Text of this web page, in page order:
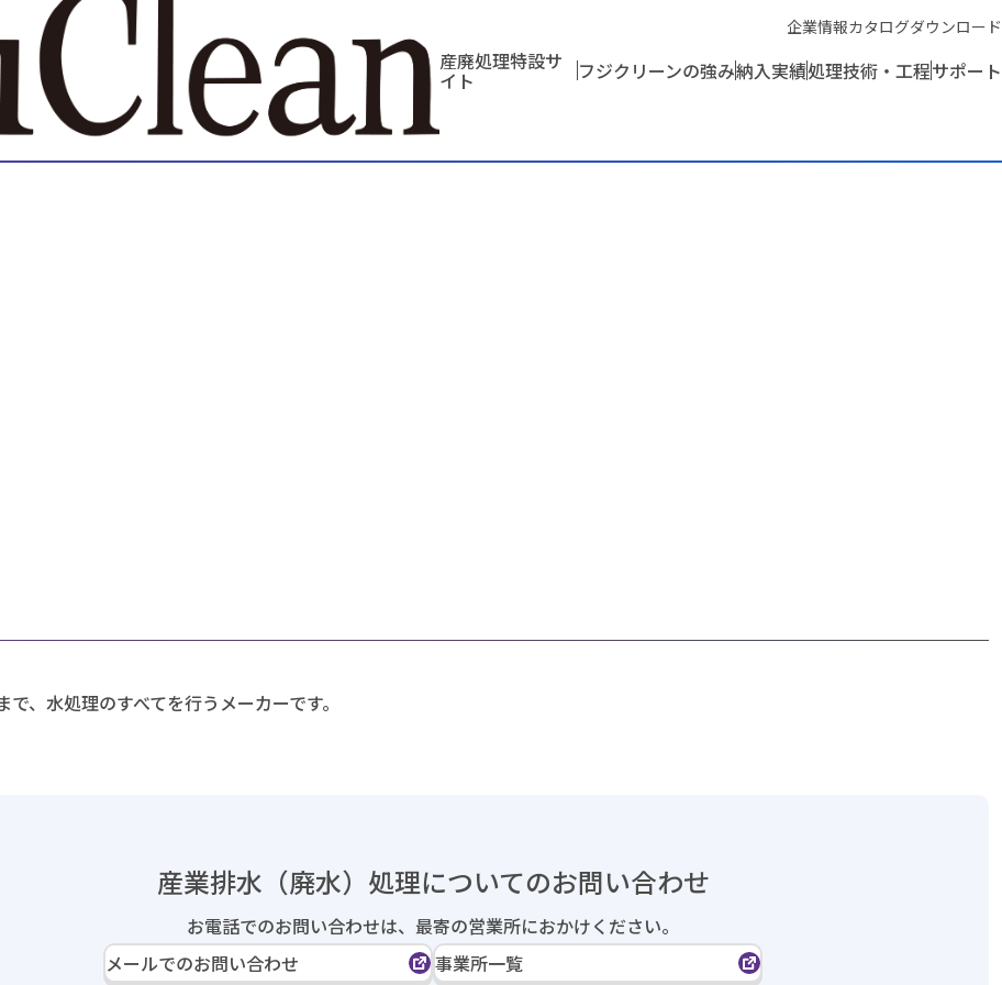
企業情報カタログダウンロード
産廃処理特設サ
イト フジクリーンの強み納入実績処理技術・工程サポート
、水処理のすべてを行うメーカーです。
産業排水（廃水）処理についてのお問い合わせ
お電話でのお問い合わせは、 最寄の営業所におかけください。
メールでのお問い合わせ
事業所一覧